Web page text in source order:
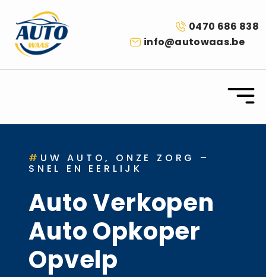
0470 686 838
info@autowaas.be
# UW AUTO, ONZE ZORG –
SNEL EN EERLIJK
Auto Verkopen
Auto Opkoper
Opvelp